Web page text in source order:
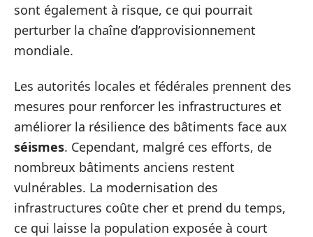
sont également à risque, ce qui pourrait
perturber la chaîne d’approvisionnement
mondiale.
Les autorités locales et fédérales prennent des
mesures pour renforcer les infrastructures et
améliorer la résilience des bâtiments face aux
séismes. Cependant, malgré ces efforts, de
nombreux bâtiments anciens restent
vulnérables. La modernisation des
infrastructures coûte cher et prend du temps,
ce qui laisse la population exposée à court